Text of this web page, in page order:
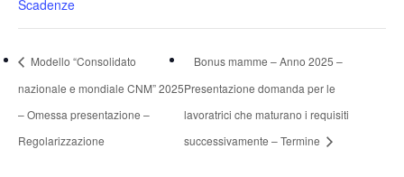
Scadenze
Modello “Consolidato
nazionale e mondiale CNM” 2025
– Omessa presentazione –
Regolarizzazione
Bonus mamme – Anno 2025 –
Presentazione domanda per le
lavoratrici che maturano i requisiti
successivamente – Termine